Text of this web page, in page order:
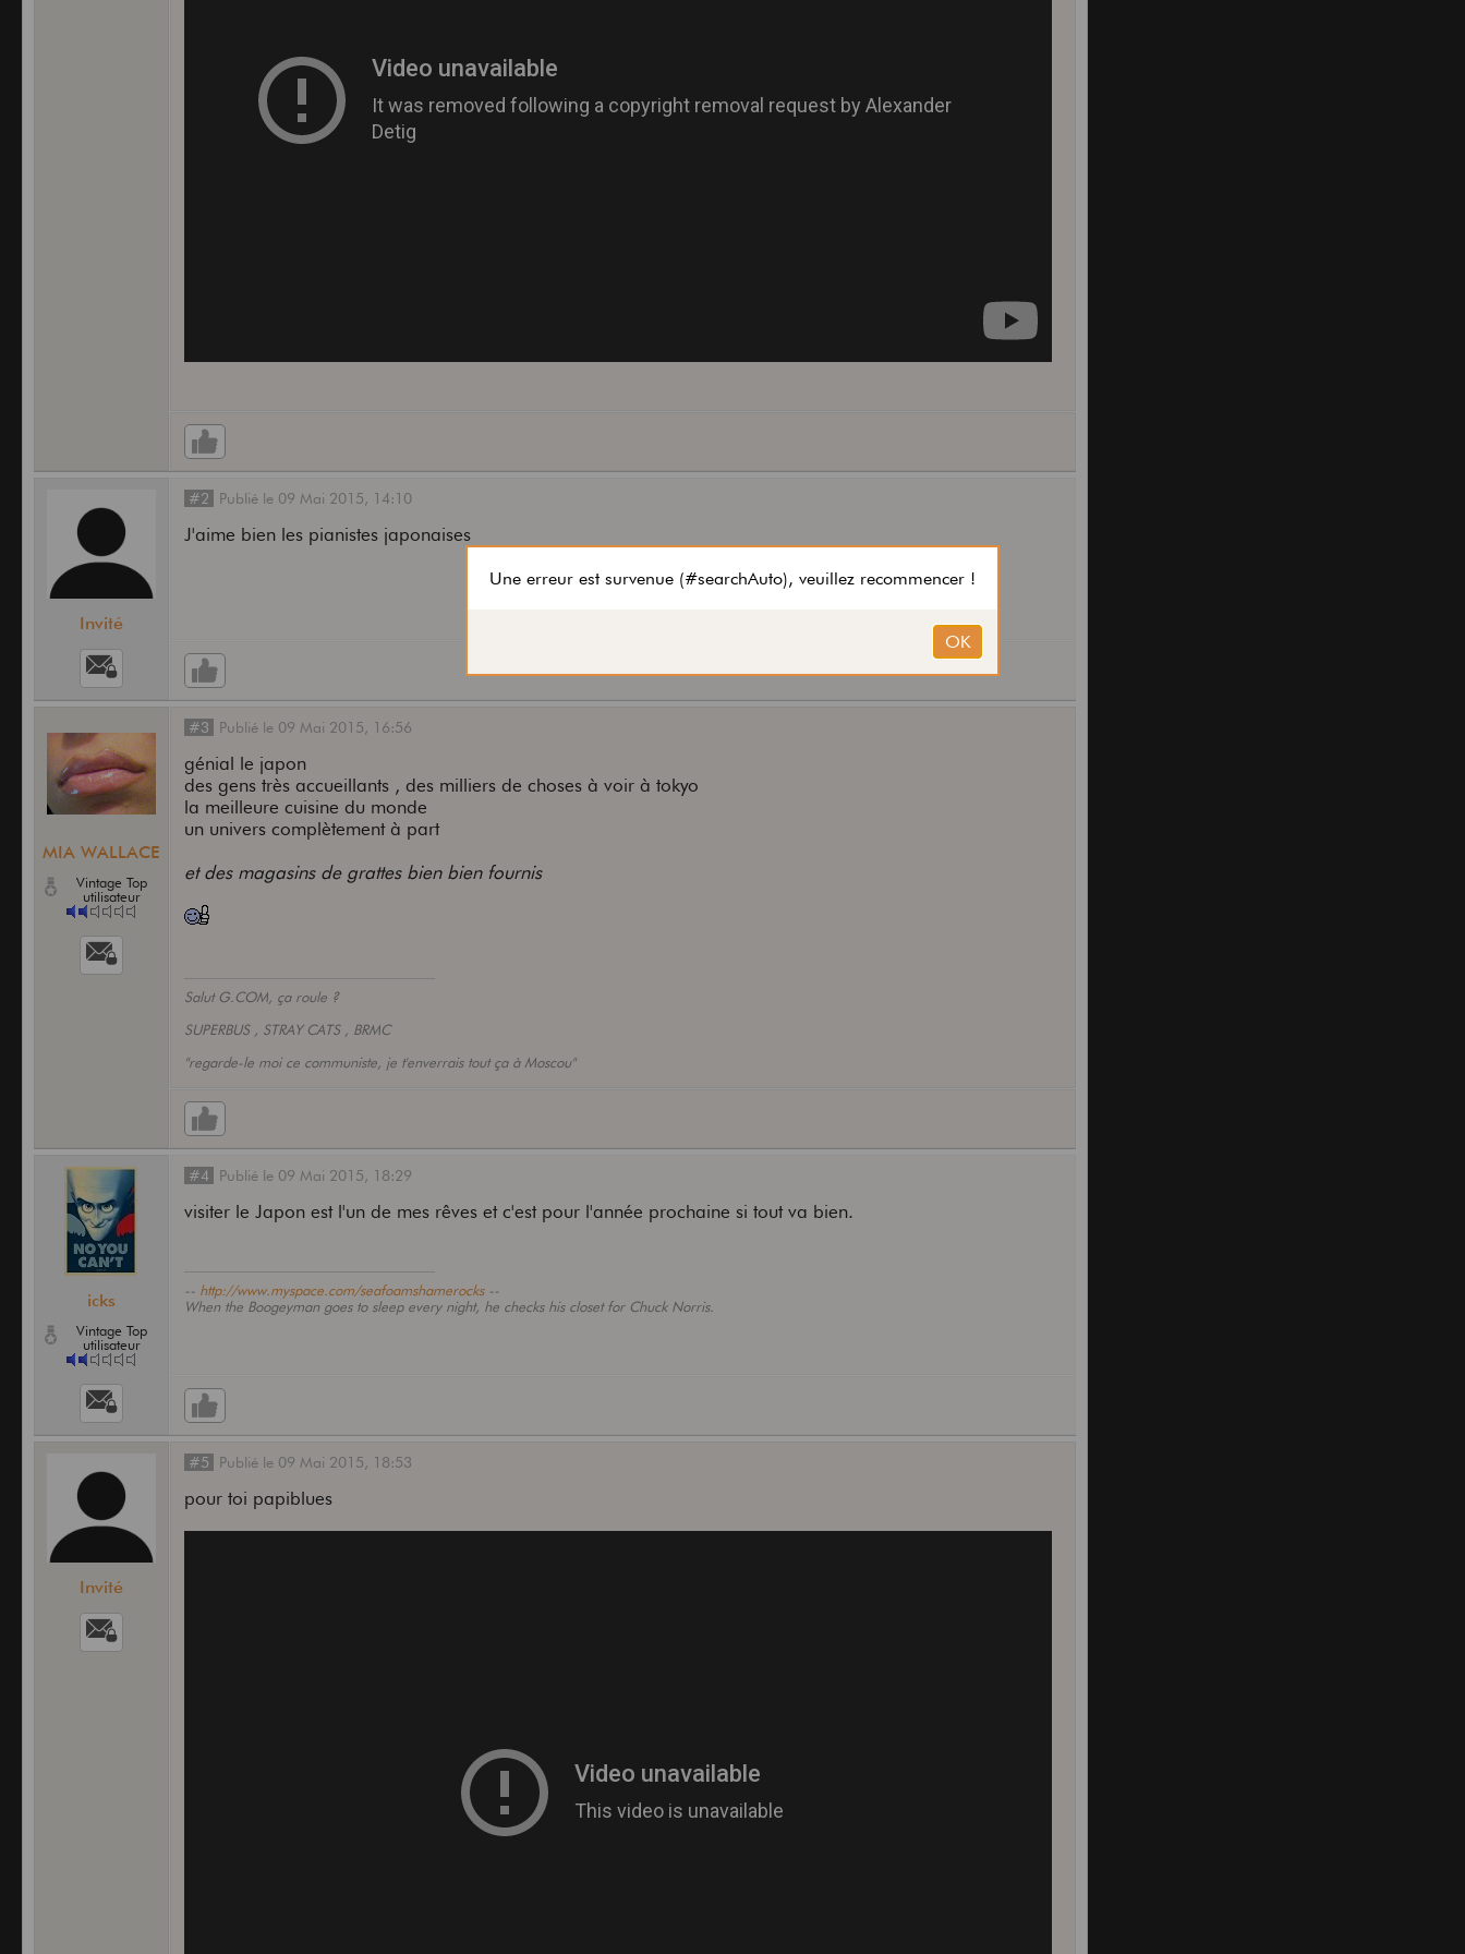
Invité
#2 Publié le 09 Mai 2015, 14:10
J'aime bien les pianistes japonaises
MIA WALLACE
Vintage Top
utilisateur
#3 Publié le 09 Mai 2015, 16:56
génial le japon
des gens très accueillants , des milliers de choses à voir à tokyo
la meilleure cuisine du monde
un univers complètement à part
et des magasins de grattes bien bien fournis
Salut G.COM, ça roule ?
SUPERBUS , STRAY CATS , BRMC
"regarde-le moi ce communiste, je t'enverrais tout ça à Moscou"
icks
Vintage Top
utilisateur
#4 Publié le 09 Mai 2015, 18:29
visiter le Japon est l'un de mes rêves et c'est pour l'année prochaine si tout va bien.
-- http://www.myspace.com/seafoamshamerocks--
When the Boogeyman goes to sleep every night, he checks his closet for Chuck Norris.
Invité
#5 Publié le 09 Mai 2015, 18:53
pour toi papiblues